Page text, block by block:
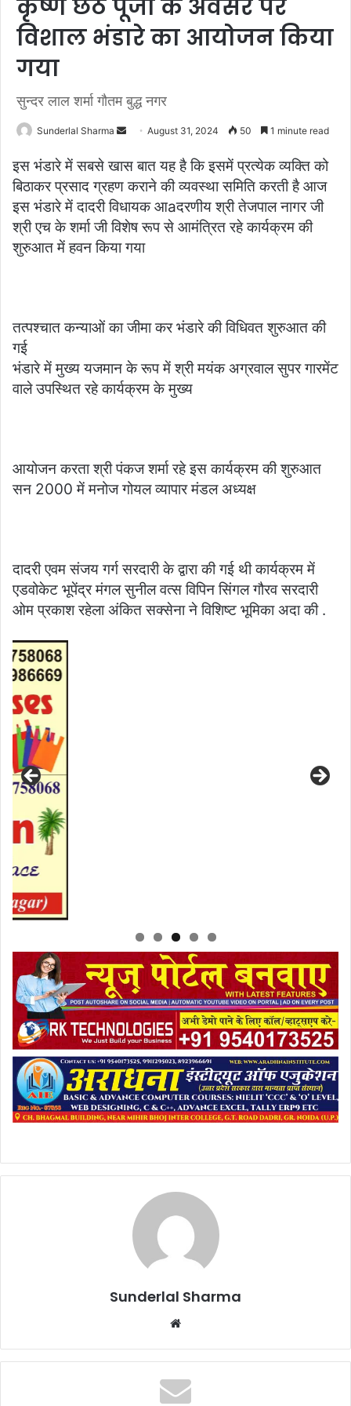
कृष्ण छठ पूजा के अवसर पर
विशाल भंडारे का आयोजन किया
गया
सुन्दर लाल शर्मा गौतम बुद्ध नगर
Sunderlal Sharma
Send
email
August 31, 2024 50 1 minute read
इस भंडारे में सबसे खास बात यह है कि इसमें प्रत्येक व्यक्ति को
बिठाकर प्रसाद ग्रहण कराने की व्यवस्था समिति करती है आज
इस भंडारे में दादरी विधायक आaदरणीय श्री तेजपाल नागर जी
श्री एच के शर्मा जी विशेष रूप से आमंत्रित रहे कार्यक्रम की
शुरुआत में हवन किया गया
तत्पश्चात कन्याओं का जीमा कर भंडारे की विधिवत शुरुआत की
गई
भंडारे में मुख्य यजमान के रूप में श्री मयंक अग्रवाल सुपर गारमेंट
वाले उपस्थित रहे कार्यक्रम के मुख्य
आयोजन करता श्री पंकज शर्मा रहे इस कार्यक्रम की शुरुआत
सन 2000 में मनोज गोयल व्यापार मंडल अध्यक्ष
दादरी एवम संजय गर्ग सरदारी के द्वारा की गई थी कार्यक्रम में
एडवोकेट भूपेंद्र मंगल सुनील वत्स विपिन सिंगल गौरव सरदारी
ओम प्रकाश रहेला अंकित सक्सेना ने विशिष्ट भूमिका अदा की .
Sunderlal Sharma
Website